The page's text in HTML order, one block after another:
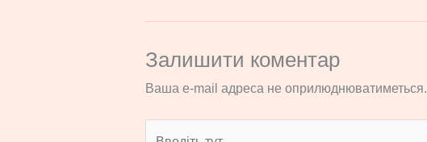
Залишити коментар
Ваша e-mail адреса не оприлюднюватиметься.